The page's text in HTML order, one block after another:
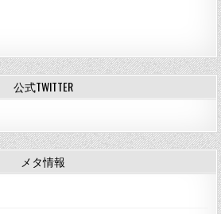
公式TWITTER
メタ情報